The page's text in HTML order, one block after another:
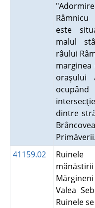
este
malul
râului
marginea
oraşului
dintre
Primăverii.
41159.02
Ruinele
Valea
Ruinele